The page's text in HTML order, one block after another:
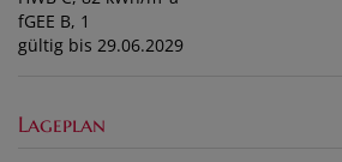
fGEE B, 1
gültig bis 29.06.2029
Lageplan